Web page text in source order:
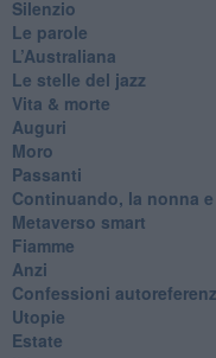
Silenzio
Le parole
​L’Australiana
Le stelle del jazz
Vita & morte
Auguri
Moro
Passanti
Continuando, la nonna
Metaverso smart
Fiamme
Anzi
Confessioni
Utopie
Estate